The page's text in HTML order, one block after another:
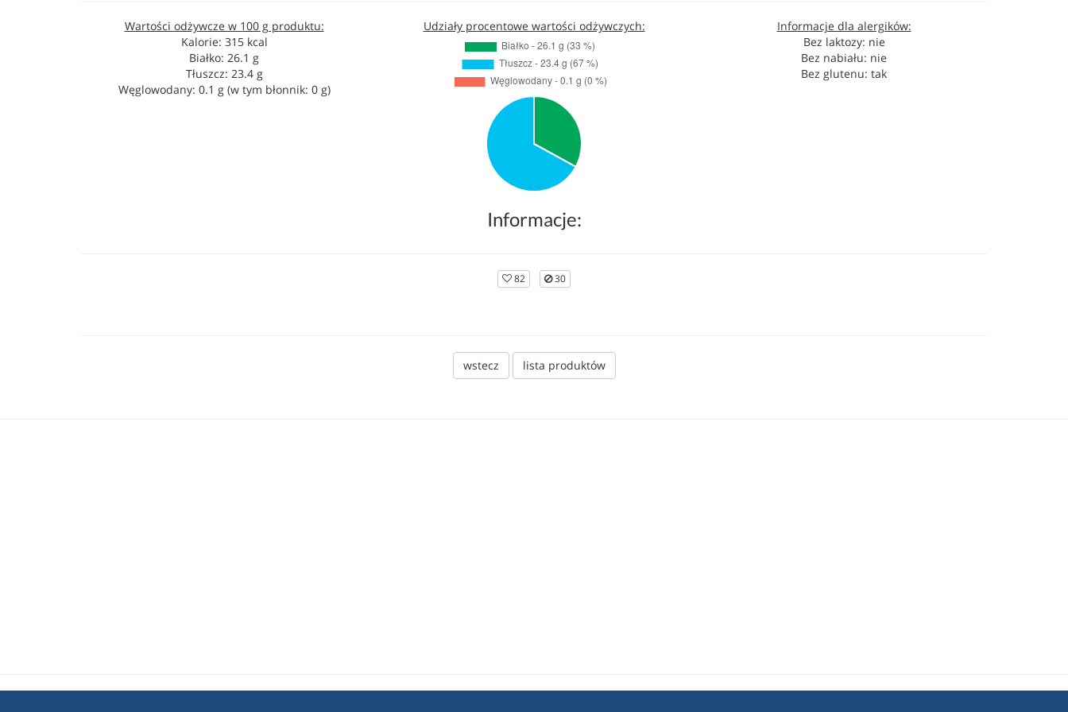
Wartości odżywcze w 100 g produktu:
Kalorie: 315 kcal
Białko: 26.1 g
Tłuszcz: 23.4 g
Węglowodany: 0.1 g (w tym błonnik: 0 g)
Udziały procentowe wartości odżywczych:
Informacje dla alergików:
Bez laktozy: nie
Bez nabiału: nie
Bez glutenu: tak
Informacje:
82 30
wstecz lista produktów